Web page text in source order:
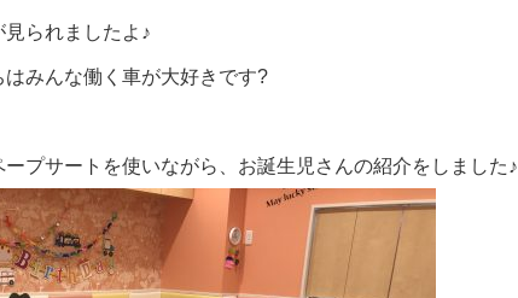
られましたよ♪
みんな働く車が大好きです?
プサートを使いながら、お誕生児さんの紹介をしました♪